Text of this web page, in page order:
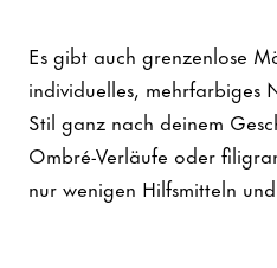
Es gibt auch grenzenlose
individuelles, mehrfarbiges
Stil ganz nach deinem
Ombré-Verläufe oder
nur wenigen Hilfsmitteln